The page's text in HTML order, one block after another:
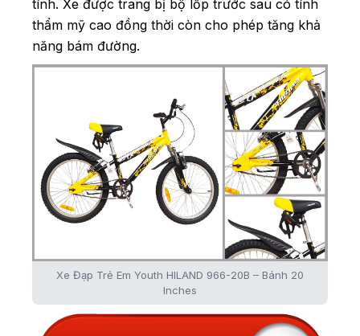
tính. Xe được trang bị bộ lốp trước sau có tính
thẩm mỹ cao đồng thời còn cho phép tăng khả
năng bám đường.
Xe Đạp Trẻ Em Youth HILAND 966-20B – Bánh 20
Inches